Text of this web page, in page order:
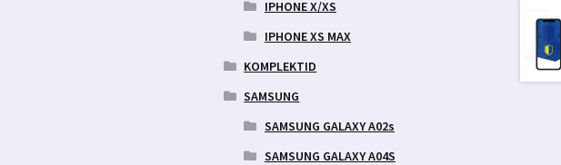
IPHONE X/XS
IPHONE XS MAX
KOMPLEKTID
SAMSUNG
SAMSUNG GALAXY A02s
SAMSUNG GALAXY A04S